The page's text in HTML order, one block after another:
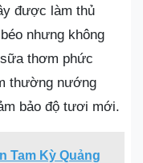
được làm thủ
nhưng không
thơm phức
thường nướng
bảo độ tươi mới.
Tam Kỳ Quảng